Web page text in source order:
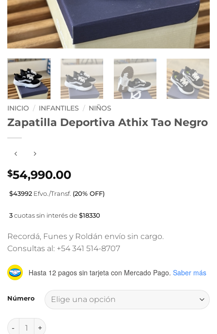
INICIO / INFANTILES / NIÑOS
Zapatilla Deportiva Athix Tao Negro
$54,990.00
$43992 Efvo./Transf. (20% OFF)
3cuotas sin interés de $18330
Recordá, Funes y Roldán envío sin cargo.
Consultas al: +54 341 514-8707
Hasta 12 pagos sin tarjeta con Mercado Pago. Saber más
Número
Zapatilla Deportiva Athix Tao Negro cantidad